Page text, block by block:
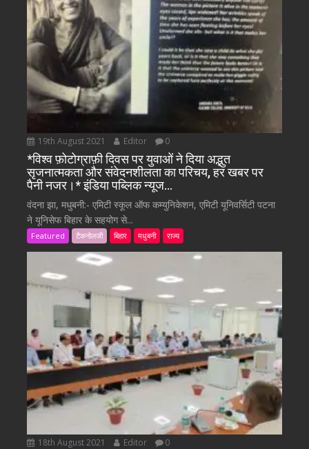
19th August 2021 Editor 0
*विश्व फ़ोटोग्राफ़ी दिवस पर युवाओं ने दिया अद्भुत
सृजनात्मकता और संवेदनशीलता का परिचय, हर खबर पर
पैनी नजर।* इंडिया पब्लिक न्यूज…
वंदना झा, मधुबनी:- एमिटी स्कूल ऑफ कम्युनिकेशन, एमिटी यूनिवर्सिटी पटना
ने यूनिसेफ बिहार के सहयोग से...
Featured टैकनोलजी बिहार मधुबनी राज्य
18th August 2021 Editor 0